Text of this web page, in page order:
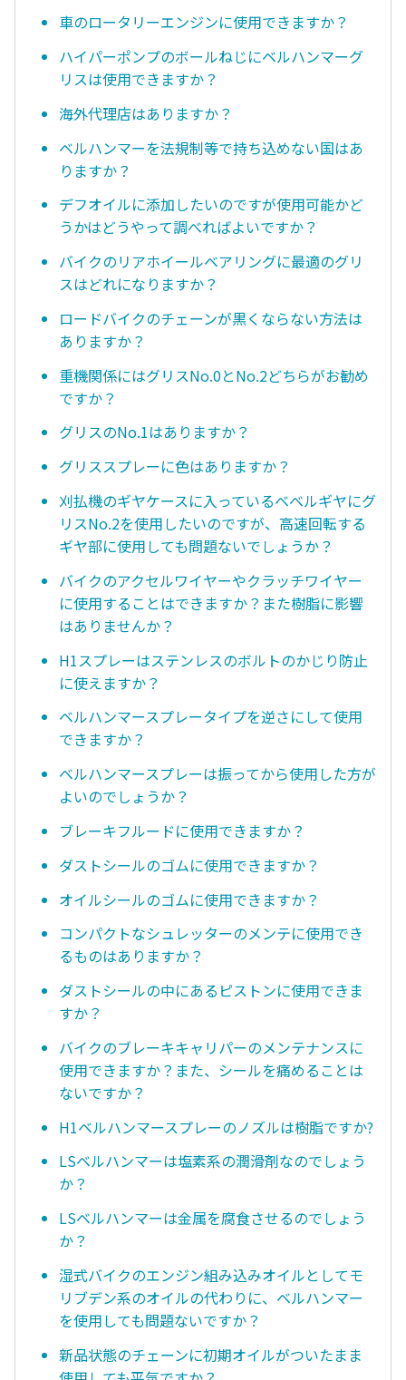
車のロータリーエンジンに使用できますか？
ハイパーポンプのボールねじにベルハンマーグ
リスは使用できますか？
海外代理店はありますか？
ベルハンマーを法規制等で持ち込めない国はあ
りますか？
デフオイルに添加したいのですが使用可能かど
うかはどうやって調べればよいですか？
バイクのリアホイールベアリングに最適のグリ
スはどれになりますか？
ロードバイクのチェーンが黒くならない方法は
ありますか？
重機関係にはグリスNo.0とNo.2どちらがお勧め
ですか？
グリスのNo.1はありますか？
グリススプレーに色はありますか？
刈払機のギヤケースに入っているベベルギヤにグ
リスNo.2を使用したいのですが、高速回転する
ギヤ部に使用しても問題ないでしょうか？
バイクのアクセルワイヤーやクラッチワイヤー
に使用することはできますか？また樹脂に影響
はありませんか？
H1スプレーはステンレスのボルトのかじり防止
に使えますか？
ベルハンマースプレータイプを逆さにして使用
できますか？
ベルハンマースプレーは振ってから使用した方が
よいのでしょうか？
ブレーキフルードに使用できますか？
ダストシールのゴムに使用できますか？
オイルシールのゴムに使用できますか？
コンパクトなシュレッターのメンテに使用でき
るものはありますか？
ダストシールの中にあるピストンに使用できま
すか？
バイクのブレーキキャリパーのメンテナンスに
使用できますか？また、シールを痛めることは
ないですか？
H1ベルハンマースプレーのノズルは樹脂ですか?
LSベルハンマーは塩素系の潤滑剤なのでしょう
か？
LSベルハンマーは金属を腐食させるのでしょう
か？
湿式バイクのエンジン組み込みオイルとしてモ
リブデン系のオイルの代わりに、ベルハンマー
を使用しても問題ないですか？
新品状態のチェーンに初期オイルがついたまま